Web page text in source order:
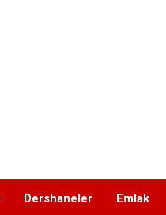
Dershaneler Emlak